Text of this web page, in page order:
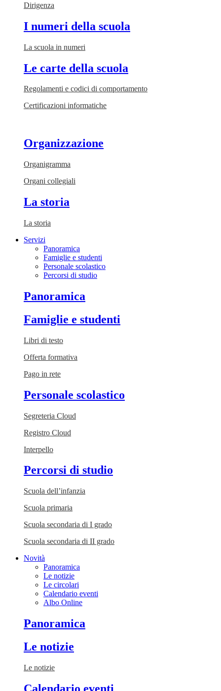
Dirigenza
I numeri della scuola
La scuola in numeri
Le carte della scuola
Regolamenti e codici di comportamento
Certificazioni informatiche
Organizzazione
Organigramma
Organi collegiali
La storia
La storia
Servizi
Panoramica
Famiglie e studenti
Personale scolastico
Percorsi di studio
Panoramica
Famiglie e studenti
Libri di testo
Offerta formativa
Pago in rete
Personale scolastico
Segreteria Cloud
Registro Cloud
Interpello
Percorsi di studio
Scuola dell’infanzia
Scuola primaria
Scuola secondaria di I grado
Scuola secondaria di II grado
Novità
Panoramica
Le notizie
Le circolari
Calendario eventi
Albo Online
Panoramica
Le notizie
Le notizie